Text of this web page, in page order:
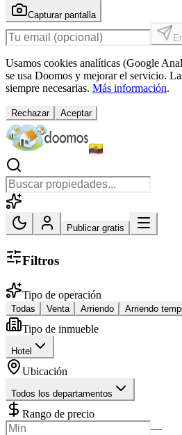
Capturar pantalla
Usamos cookies analíticas (Google
se usa Doomos y mejorar el servicio.
siempre necesarias. Más información.
Rechazar Aceptar
Publicar gratis
Filtros
Tipo de operación
Todas Venta Arriendo Arriendo
Tipo de inmueble
Hotel
Ubicación
Todos los departamentos
Rango de precio
—